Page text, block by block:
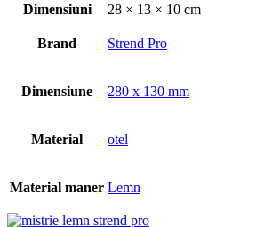
Dimensiuni
28 × 13 × 10 cm
Brand Strend Pro
Dimensiune 280 x 130 mm
Material otel
Material maner Lemn